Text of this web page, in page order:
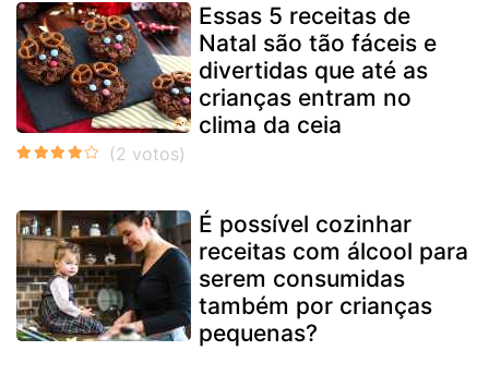
Essas 5 receitas de
Natal são tão fáceis e
divertidas que até as
crianças entram no
clima da ceia
É possível cozinhar
receitas com álcool para
serem consumidas
também por crianças
pequenas?